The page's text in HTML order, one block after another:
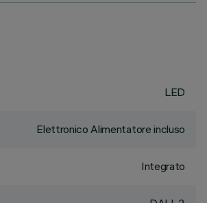
LED
Elettronico Alimentatore incluso
Integrato